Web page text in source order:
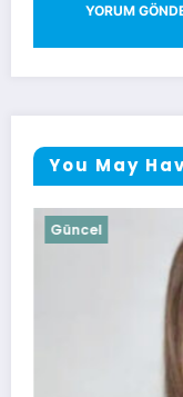
You May